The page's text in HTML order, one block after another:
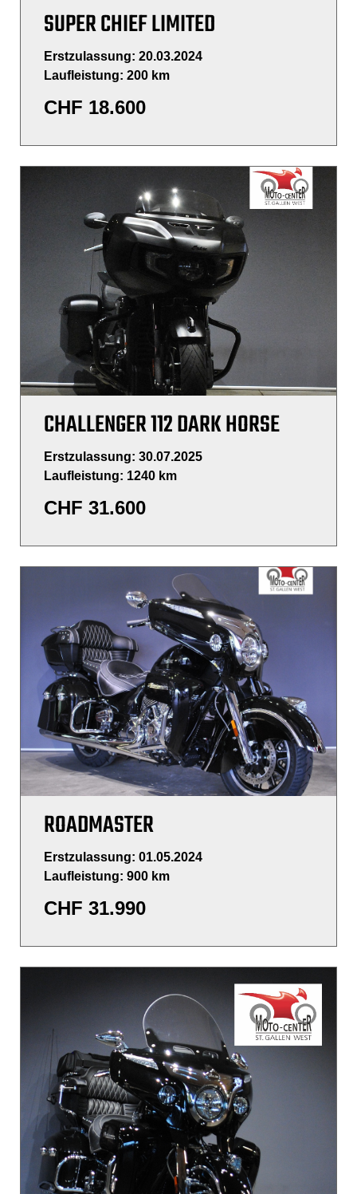
SUPER CHIEF LIMITED
Erstzulassung: 20.03.2024
Laufleistung: 200 km
CHF 18.600
CHALLENGER 112 DARK HORSE
Erstzulassung: 30.07.2025
Laufleistung: 1240 km
CHF 31.600
ROADMASTER
Erstzulassung: 01.05.2024
Laufleistung: 900 km
CHF 31.990